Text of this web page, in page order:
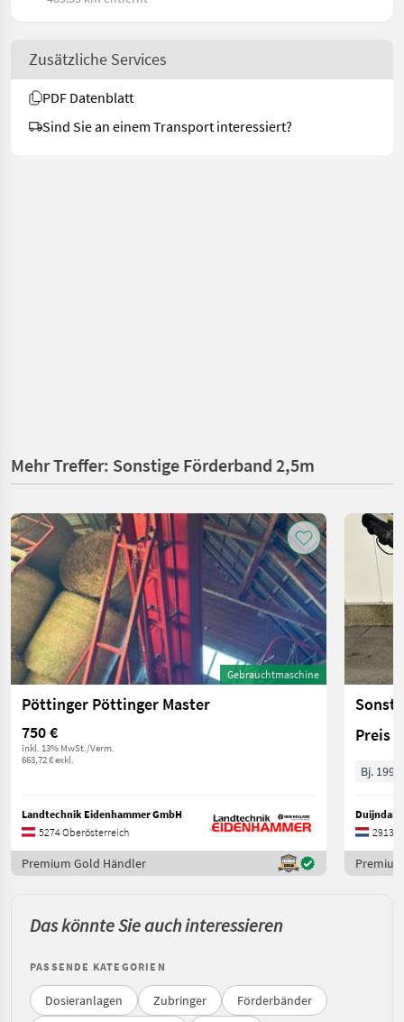
Zusätzliche Services
PDF Datenblatt
Sind Sie an einem Transport interessiert?
Mehr Treffer: Sonstige Förderband 2,5m
Gebrauchtmaschine
Pöttinger Pöttinger Master
750 €
inkl. 13% MwSt./Verm.
663,72 € exkl.
Landtechnik Eidenhammer GmbH
5274 Oberösterreich
Premium Gold Händler
Preis
Bj. 1996
Duijndam
2913 L
Das könnte Sie auch interessieren
PASSENDE KATEGORIEN
Dosieranlagen Zubringer
Förderbänder